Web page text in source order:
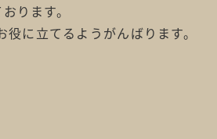
ります。
に立てるようがんばります。